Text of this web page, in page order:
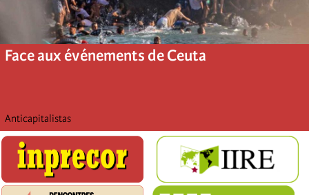
Face aux événements de Ceuta
Anticapitalistas